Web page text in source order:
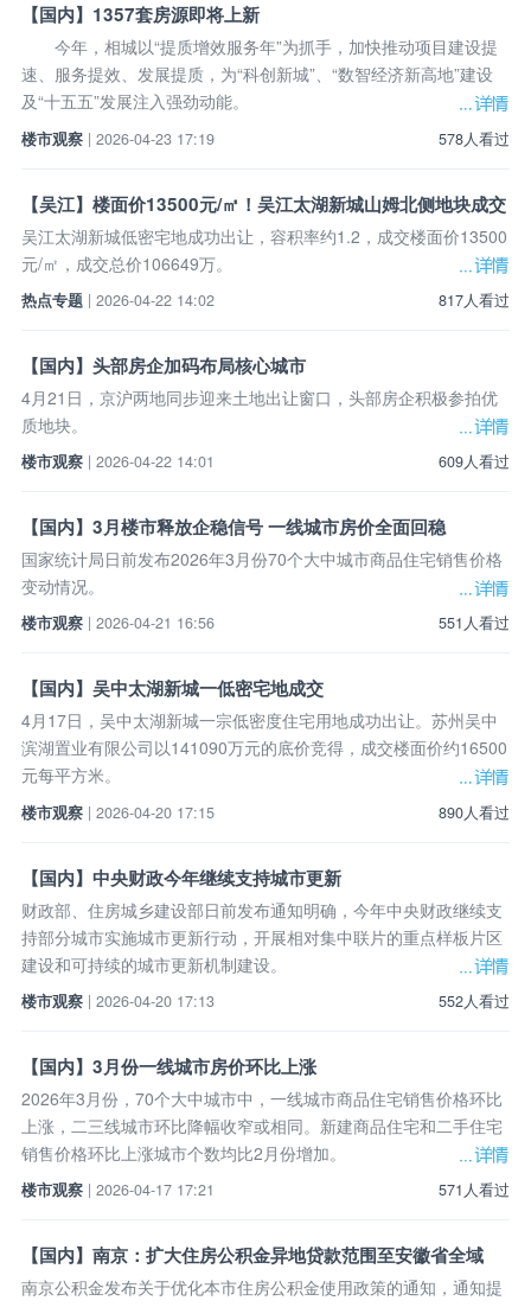
【国内】1357套房源即将上新
今年，相城以“提质增效服务年”为抓手，加快推动项目建设提
速、服务提效、发展提质，为“科创新城”、“数智经济新高地”建设
及“十五五”发展注入强劲动能。
578人看过
楼市观察 | 2026-04-23 17:19
【吴江】楼面价13500元/㎡！吴江太湖新城山姆北侧地块成交
吴江太湖新城低密宅地成功出让，容积率约1.2，成交楼面价13500
元/㎡，成交总价106649万。
817人看过
热点专题 | 2026-04-22 14:02
【国内】头部房企加码布局核心城市
4月21日，京沪两地同步迎来土地出让窗口，头部房企积极参拍优
质地块。
609人看过
楼市观察 | 2026-04-22 14:01
【国内】3月楼市释放企稳信号 一线城市房价全面回稳
国家统计局日前发布2026年3月份70个大中城市商品住宅销售价格
变动情况。
551人看过
楼市观察 | 2026-04-21 16:56
【国内】吴中太湖新城一低密宅地成交
4月17日，吴中太湖新城一宗低密度住宅用地成功出让。苏州吴中
滨湖置业有限公司以141090万元的底价竞得，成交楼面价约16500
元每平方米。
890人看过
楼市观察 | 2026-04-20 17:15
【国内】中央财政今年继续支持城市更新
财政部、住房城乡建设部日前发布通知明确，今年中央财政继续支
持部分城市实施城市更新行动，开展相对集中联片的重点样板片区
建设和可持续的城市更新机制建设。
552人看过
楼市观察 | 2026-04-20 17:13
【国内】3月份一线城市房价环比上涨
2026年3月份，70个大中城市中，一线城市商品住宅销售价格环比
上涨，二三线城市环比降幅收窄或相同。新建商品住宅和二手住宅
销售价格环比上涨城市个数均比2月份增加。
571人看过
楼市观察 | 2026-04-17 17:21
【国内】南京：扩大住房公积金异地贷款范围至安徽省全域
南京公积金发布关于优化本市住房公积金使用政策的通知，通知提